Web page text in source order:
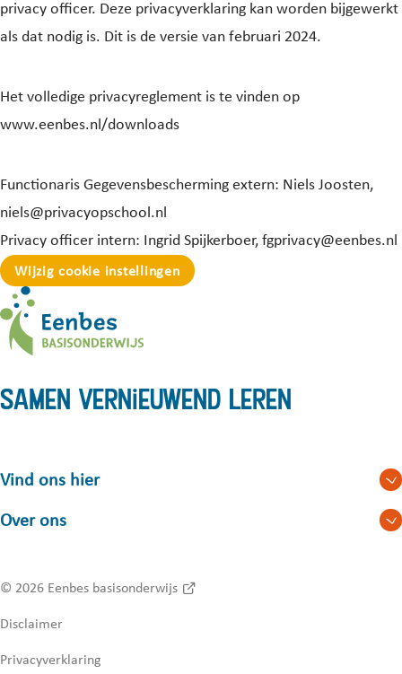
privacy officer. Deze privacyverklaring kan worden bijgewerkt
als dat nodig is. Dit is de versie van februari 2024.
Het volledige privacyreglement is te vinden op
www.eenbes.nl/downloads
Functionaris Gegevensbescherming extern: Niels Joosten,
niels@privacyopschool.nl
Privacy officer intern: Ingrid Spijkerboer, fgprivacy@eenbes.nl
Wijzig cookie instellingen
Samen vernieuwend leren
Vind ons hier
Over ons
© 2026 Eenbes basisonderwijs
Disclaimer
Privacyverklaring